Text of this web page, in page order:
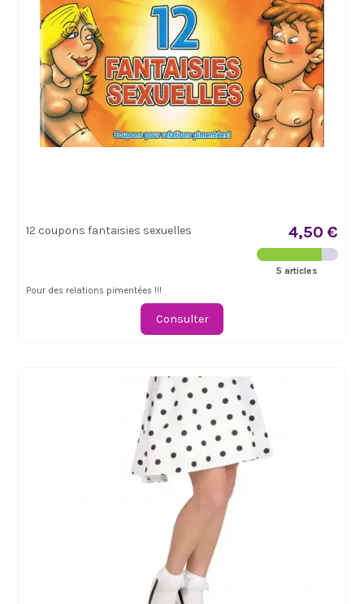
12 coupons fantaisies sexuelles 4,50 €
5 articles
Pour des relations pimentées !!!
Consulter